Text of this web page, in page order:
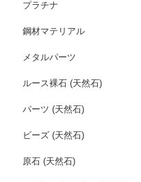
プラチナ
鋼材マテリアル
メタルパーツ
ルース裸石 (天然石)
パーツ (天然石)
ビーズ (天然石)
原石 (天然石)